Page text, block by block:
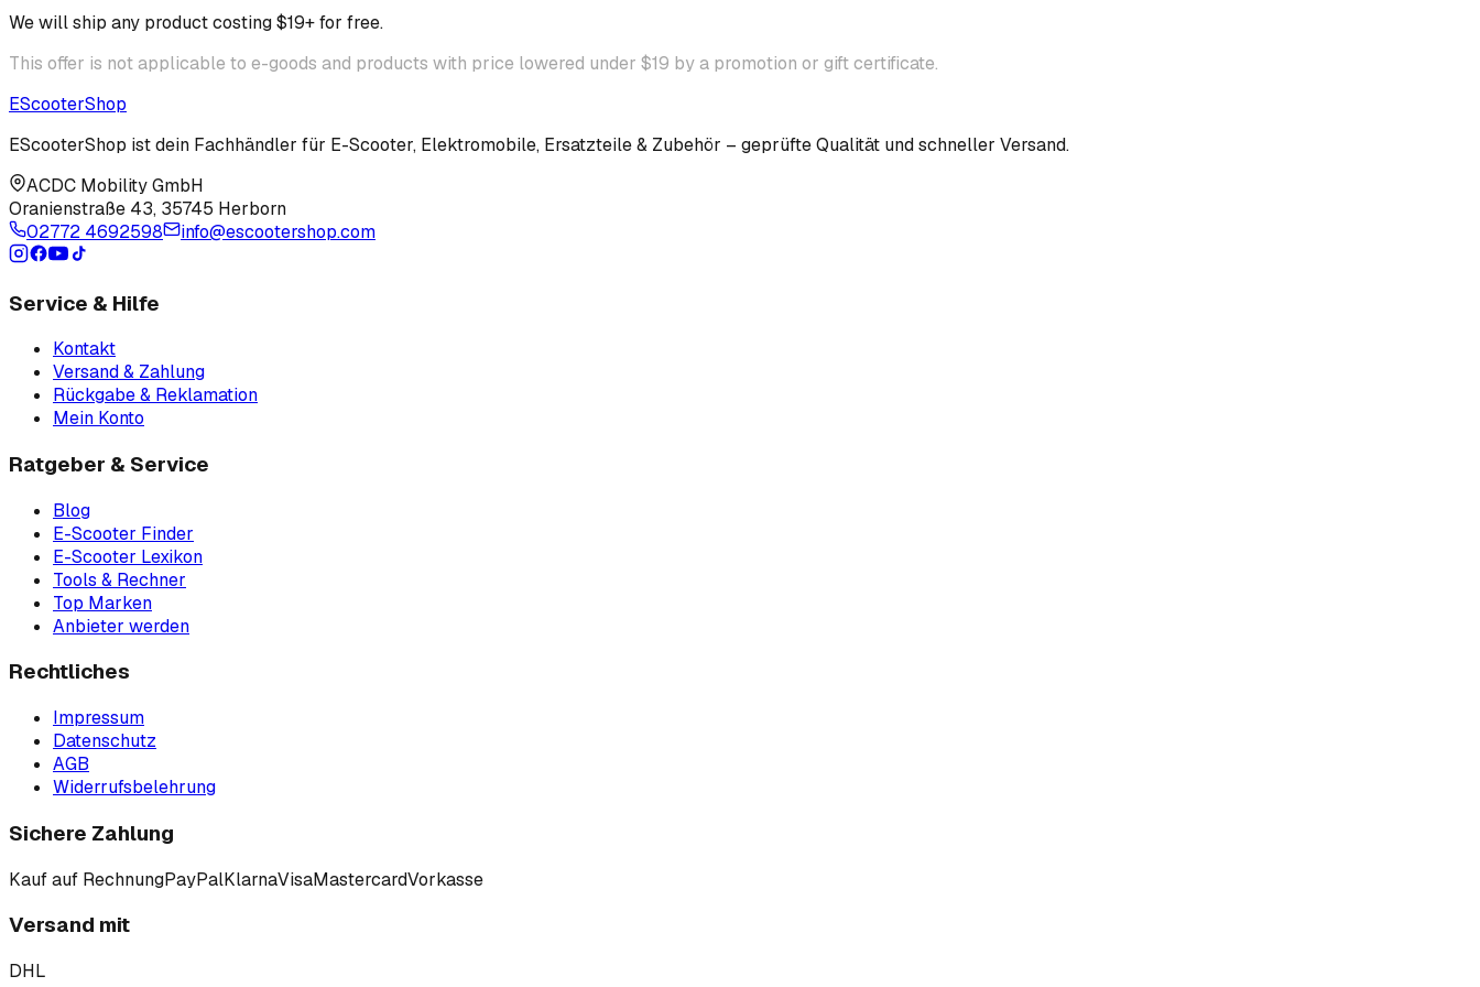
We will ship any product costing $19+ for free.
This offer is not applicable to e-goods and products with price lowered under $19 by a promotion or gift certificate.
EScooterShop
EScooterShop ist dein Fachhändler für E-Scooter, Elektromobile, Ersatzteile & Zubehör – geprüfte Qualität und schneller Versand.
ACDC Mobility GmbH
Oranienstraße 43, 35745 Herborn
02772 4692598
info@escootershop.com
Service & Hilfe
Kontakt
Versand & Zahlung
Rückgabe & Reklamation
Mein Konto
Ratgeber & Service
Blog
E-Scooter Finder
E-Scooter Lexikon
Tools & Rechner
Top Marken
Anbieter werden
Rechtliches
Impressum
Datenschutz
AGB
Widerrufsbelehrung
Sichere Zahlung
Kauf auf RechnungPayPalKlarnaVisaMastercardVorkasse
Versand mit
DHL